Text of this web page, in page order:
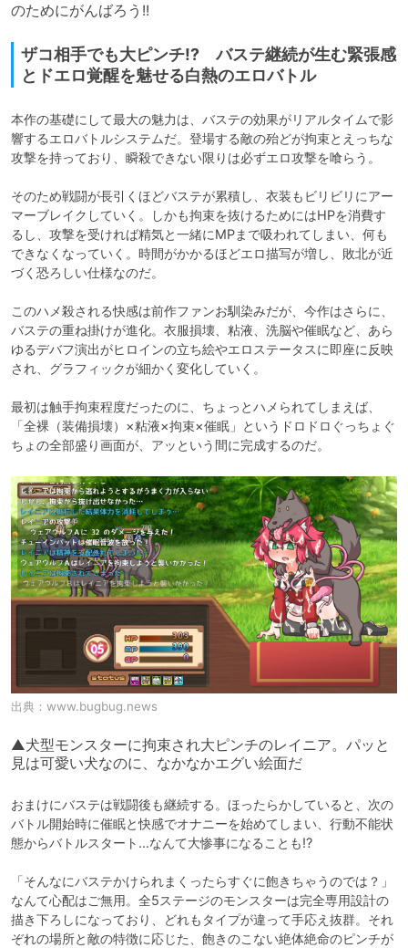
のためにがんばろう!!
ザコ相手でも大ピンチ!? バステ継続が生む緊張感
とドエロ覚醒を魅せる白熱のエロバトル
本作の基礎にして最大の魅力は、バステの効果がリアルタイムで影
響するエロバトルシステムだ。登場する敵の殆どが拘束とえっちな
攻撃を持っており、瞬殺できない限りは必ずエロ攻撃を喰らう。
そのため戦闘が長引くほどバステが累積し、衣装もビリビリにアー
マーブレイクしていく。しかも拘束を抜けるためにはHPを消費す
るし、攻撃を受ければ精気と一緒にMPまで吸われてしまい、何も
できなくなっていく。時間がかかるほどエロ描写が増し、敗北が近
づく恐ろしい仕様なのだ。
このハメ殺される快感は前作ファンお馴染みだが、今作はさらに、
バステの重ね掛けが進化。衣服損壊、粘液、洗脳や催眠など、あら
ゆるデバフ演出がヒロインの立ち絵やエロステータスに即座に反映
され、グラフィックが細かく変化していく。
最初は触手拘束程度だったのに、ちょっとハメられてしまえば、
「全裸（装備損壊）×粘液×拘束×催眠」というドロドロぐっちょぐ
ちょの全部盛り画面が、アッという間に完成するのだ。
出典： www.bugbug.news
▲犬型モンスターに拘束され大ピンチのレイニア。パッと
見は可愛い犬なのに、なかなかエグい絵面だ
おまけにバステは戦闘後も継続する。ほったらかしていると、次の
バトル開始時に催眠と快感でオナニーを始めてしまい、行動不能状
態からバトルスタート…なんて大惨事になることも!?
「そんなにバステかけられまくったらすぐに飽きちゃうのでは？」
なんて心配はご無用。全5ステージのモンスターは完全専用設計の
描き下ろしになっており、どれもタイプが違って手応え抜群。それ
ぞれの場所と敵の特徴に応じた、飽きのこない絶体絶命のピンチが